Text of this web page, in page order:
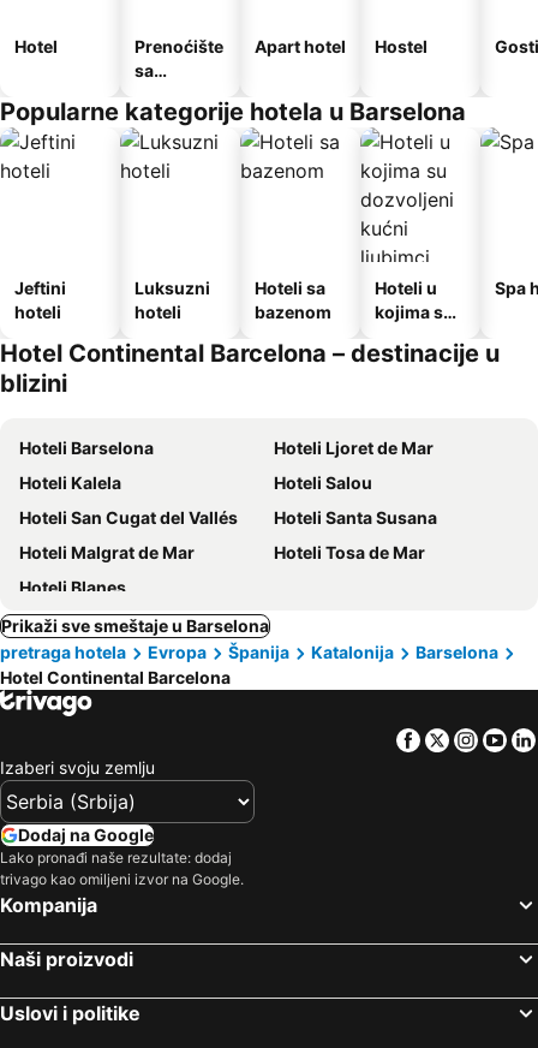
Hotel
Prenoćište
sa
Apart hotel Hostel
Popularne kategorije hotela u Barselona
Jeftini
hoteli
Luksuzni
hoteli
Hoteli sa
bazenom
Hoteli u
kojima su
kućni
Spa
Hotel Continental Barcelona – destinacije u
blizini
Hoteli Barselona
Hoteli Ljoret de Mar
Hoteli Kalela
Hoteli Salou
Hoteli San Cugat del Vallés
Hoteli Santa Susana
Hoteli Malgrat de Mar
Hoteli Tosa de Mar
Hoteli Blanes
Prikaži sve smeštaje u Barselona
pretraga hotela
Evropa Španija Katalonija
Barselona
Hotel Continental Barcelona
Facebook
Twitter
Izaberi svoju zemlju
Dodaj na Google
Lako pronađi naše rezultate: dodaj
trivago kao omiljeni izvor na Google.
Kompanija
Naši proizvodi
Uslovi i politike